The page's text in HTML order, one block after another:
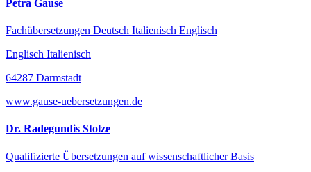
Petra Gause
Fachübersetzungen Deutsch Italienisch Englisch
Englisch Italienisch
64287 Darmstadt
www.gause-uebersetzungen.de
Dr. Radegundis Stolze
Qualifizierte Übersetzungen auf wissenschaftlicher Basis